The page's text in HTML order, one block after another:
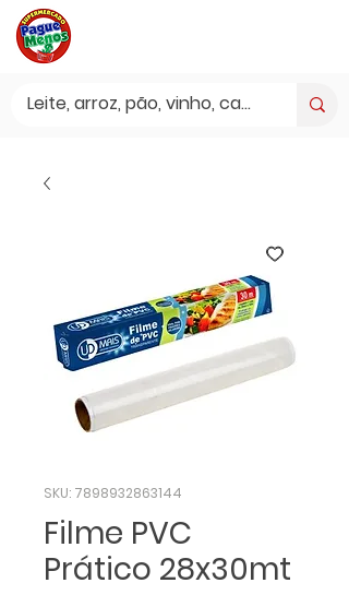
SKU: 7898932863144
Filme PVC
Prático 28x30mt